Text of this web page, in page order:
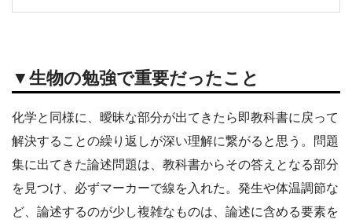
▼生物の勉強で重要だったこと
化学と同様に、曖昧な部分が出てきたら即教科書に戻って
解決することの繰り返しが深い理解に繋がると思う。問題
集に出てきた論述問題は、教科書からその答えとなる部分
を見つけ、必ずマーカーで線を入れた。発生や体温調節な
ど、論述するのが少し複雑なものは、論述に含める要素を